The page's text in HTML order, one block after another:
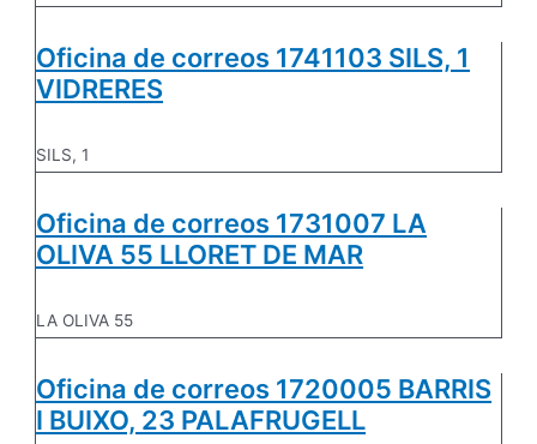
Oficina de correos 1741103 SILS, 1
VIDRERES
SILS, 1
Oficina de correos 1731007 LA
OLIVA 55 LLORET DE MAR
LA OLIVA 55
Oficina de correos 1720005 BARRIS
I BUIXO, 23 PALAFRUGELL